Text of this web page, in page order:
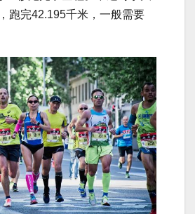
跑完42.195千米，一般需要